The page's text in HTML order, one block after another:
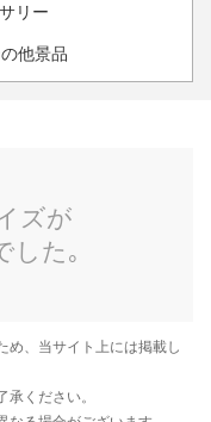
リー
他景品